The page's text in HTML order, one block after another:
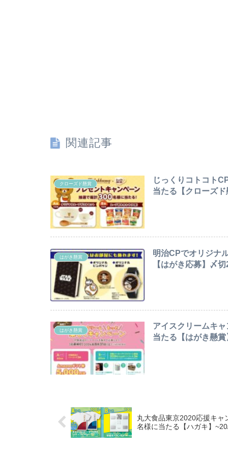
関連記事
クローズド懸賞
じっくりコトコト
当たる【クローズ
はがき懸賞
明治CPでオリジナ
【はがき応募】〆
はがき懸賞
アイスクリームキ
当たる【はがき懸
丸大食品東京2020応援キャ
名様に当たる【ハガキ】